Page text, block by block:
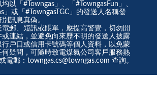
以「#Towngas」、「#TowngasFun」、
」或「#TowngasTGC」的發送人名稱發
訊息真偽。
郵、短訊或賬單，應提高警覺，切勿開
連結，並避免向來歷不明的發送人披露
戶口或信用卡號碼等個人資料，以免蒙
疑問，可隨時致電煤氣公司客戶服務熱
電郵：towngas.cs@towngas.com 查詢。